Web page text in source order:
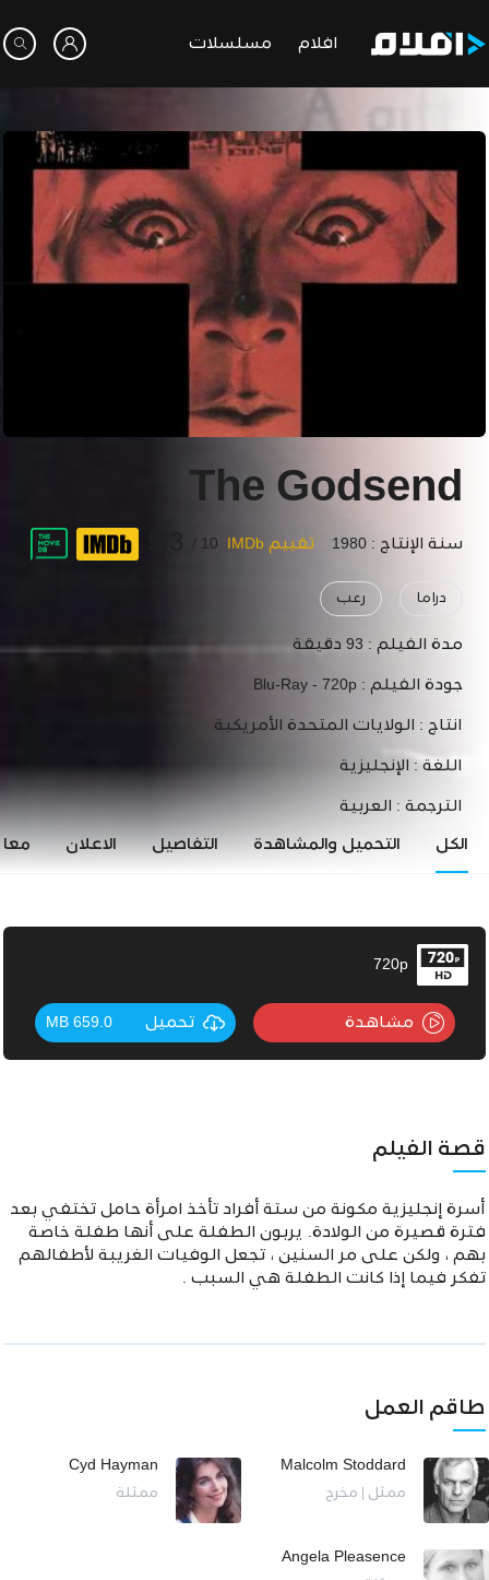
افلام مسلسلات
The Godsend
سنة الإنتاج : 1980 تقييم IMDb 10 /
دراما رعب
مدة الفيلم : 93 دقيقة
جودة الفيلم : Blu-Ray - 720p
انتاج : الولايات المتحدة الأمريكية
اللغة : الإنجليزية
الترجمة : العربية
الكل التحميل والمشاهدة التفاصيل الاعلان
720p
مشاهدة تحميل 659.0 MB
قصة الفيلم
أسرة إنجليزية مكونة من ستة أفراد تأخذ امرأة حامل تختفي بعد
فترة قصيرة من الولادة. يربون الطفلة على أنها طفلة خاصة
بهم ، ولكن على مر السنين ، تجعل الوفيات الغريبة لأطفالهم
تفكر فيما إذا كانت الطفلة هي السبب .
طاقم العمل
Malcolm Stoddard
ممثل | مخرج
Cyd Hayman
ممثلة
Angela Pleasence